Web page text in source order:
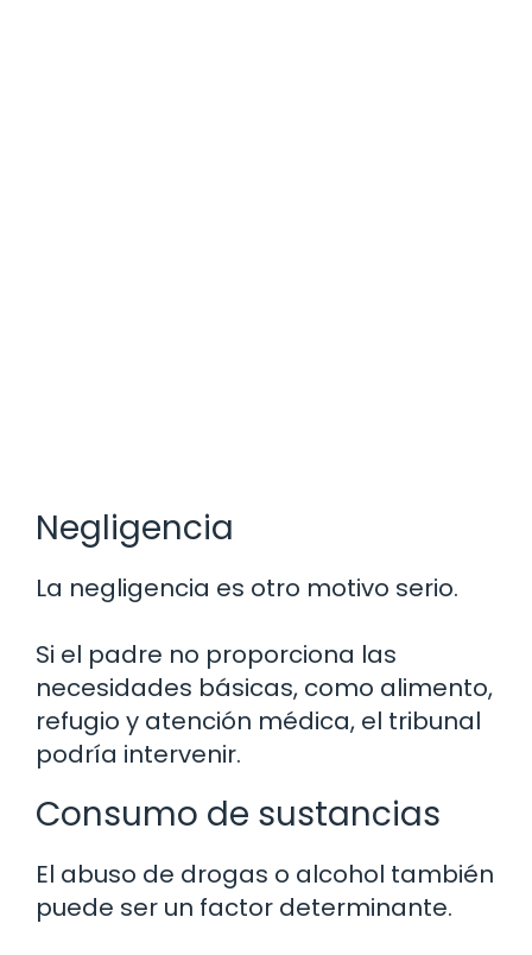
Negligencia
La negligencia es otro motivo serio.
Si el padre no proporciona las
necesidades básicas, como alimento,
refugio y atención médica, el tribunal
podría intervenir.
Consumo de sustancias
El abuso de drogas o alcohol también
puede ser un factor determinante.